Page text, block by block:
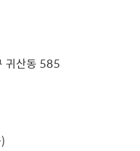
귀산동 585